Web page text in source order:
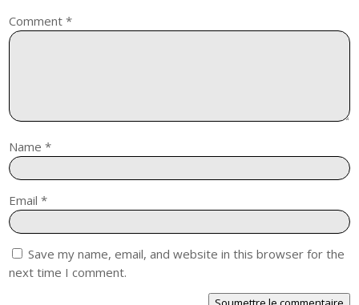
Comment*
Name*
Email*
Save my name, email, and website in this browser for the
next time I comment.